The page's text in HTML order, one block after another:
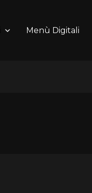
Menù Digitali